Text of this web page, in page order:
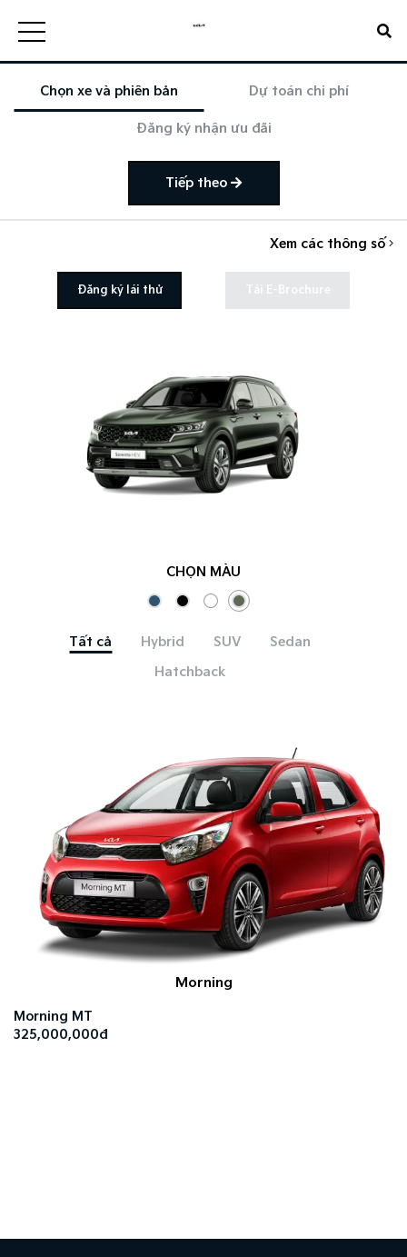
Chọn xe và phiên bản Dự toán chi phí
Đăng ký nhận ưu đãi
Tiếp theo
Xem các thông số
Đăng ký lái thử Tải E-Brochure
CHỌN MÀU
Tất cả Hybrid SUV
Sedan
Hatchback
Morning
Morning MT
325,000,000đ